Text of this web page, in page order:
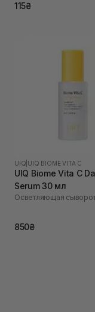
115₴
UIQ UIQ BIOME VITA C
UIQ Biome Vita C
Serum 30 мл
Осветляющая
850₴